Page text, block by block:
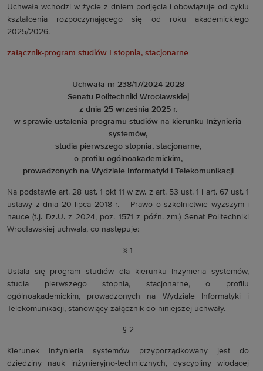
Uchwała wchodzi w życie z dniem podjęcia i obowiązuje od cyklu
kształcenia rozpoczynającego się od roku akademickiego
2025/2026.
załącznik-program studiów I stopnia, stacjonarne
Uchwała nr 238/17/2024-2028
Senatu Politechniki Wrocławskiej
z dnia 25 września 2025 r.
w sprawie ustalenia programu studiów na kierunku Inżynieria
systemów,
studia pierwszego stopnia, stacjonarne,
o profilu ogólnoakademickim,
prowadzonych na Wydziale Informatyki i Telekomunikacji
Na podstawie art. 28 ust. 1 pkt 11 w zw. z art. 53 ust. 1 i art. 67 ust. 1
ustawy z dnia 20 lipca 2018 r. – Prawo o szkolnictwie wyższym i
nauce (t.j. Dz.U. z 2024, poz. 1571 z późn. zm.) Senat Politechniki
Wrocławskiej uchwala, co następuje:
§ 1
Ustala się program studiów dla kierunku Inżynieria systemów,
studia pierwszego stopnia, stacjonarne, o profilu
ogólnoakademickim, prowadzonych na Wydziale Informatyki i
Telekomunikacji, stanowiący załącznik do niniejszej uchwały.
§ 2
Kierunek Inżynieria systemów przyporządkowany jest do
dziedziny nauk inżynieryjno-technicznych, dyscypliny wiodącej